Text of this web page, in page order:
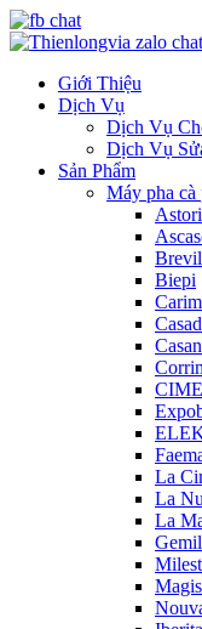
Giới Thiệu
Dịch Vụ
Dịch Vụ
Dịch Vụ
Sản Phẩm
Máy pha cà
Biepi
CIME
La
La
La